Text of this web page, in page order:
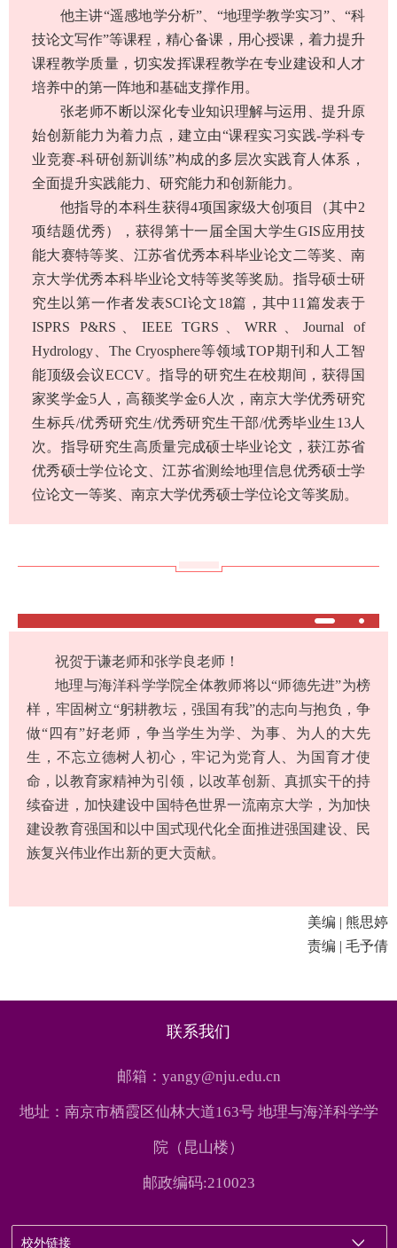
他主讲“遥感地学分析”、“地理学教学实习”、“科
技论文写作”等课程，精心备课，用心授课，着力提升
课程教学质量，切实发挥课程教学在专业建设和人才
培养中的第一阵地和基础支撑作用。
张老师不断以深化专业知识理解与运用、提升原
始创新能力为着力点，建立由“课程实习实践-学科专
业竞赛-科研创新训练”构成的多层次实践育人体系，
全面提升实践能力、研究能力和创新能力。
他指导的本科生获得4项国家级大创项目（其中2
项结题优秀），获得第十一届全国大学生GIS应用技
能大赛特等奖、江苏省优秀本科毕业论文二等奖、南
京大学优秀本科毕业论文特等奖等奖励。指导硕士研
究生以第一作者发表SCI论文18篇，其中11篇发表于
ISPRS P&RS、IEEE TGRS、WRR、Journal of
Hydrology、The Cryosphere等领域TOP期刊和人工智
能顶级会议ECCV。指导的研究生在校期间，获得国
家奖学金5人，高额奖学金6人次，南京大学优秀研究
生标兵/优秀研究生/优秀研究生干部/优秀毕业生13人
次。指导研究生高质量完成硕士毕业论文，获江苏省
优秀硕士学位论文、江苏省测绘地理信息优秀硕士学
位论文一等奖、南京大学优秀硕士学位论文等奖励。
祝贺于谦老师和张学良老师！
地理与海洋科学学院全体教师将以“师德先进”为榜
样，牢固树立“躬耕教坛，强国有我”的志向与抱负，争
做“四有”好老师，争当学生为学、为事、为人的大先
生，不忘立德树人初心，牢记为党育人、为国育才使
命，以教育家精神为引领，以改革创新、真抓实干的持
续奋进，加快建设中国特色世界一流南京大学，为加快
建设教育强国和以中国式现代化全面推进强国建设、民
族复兴伟业作出新的更大贡献。
美编 | 熊思婷
责编 | 毛予倩
联系我们
邮箱：yangy@nju.edu.cn
地址：南京市栖霞区仙林大道163号 地理与海洋科学学
院（昆山楼）
邮政编码:210023
校外链接